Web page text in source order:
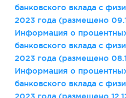
банковского вклада с
2023 года (размещено 09
Информация о
банковского вклада с
2023 года (размещено 08
Информация о
банковского вклада с
2023 года (размещено 12